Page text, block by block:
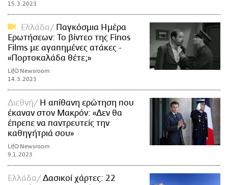
15.3.2023
Ελλάδα
Παγκόσμια Ημέρα
Ερωτήσεων: Το βίντεο της Finos
Films με αγαπημένες ατάκες -
«Πορτοκαλάδα θέτε;»
LifO Newsroom
14.3.2023
Διεθνή
Η απίθανη ερώτηση που
έκαναν στον Μακρόν: «Δεν θα
έπρεπε να παντρευτείς την
καθηγήτριά σου»
LifO Newsroom
9.1.2023
Ελλάδα
Δασικοί χάρτες: 22